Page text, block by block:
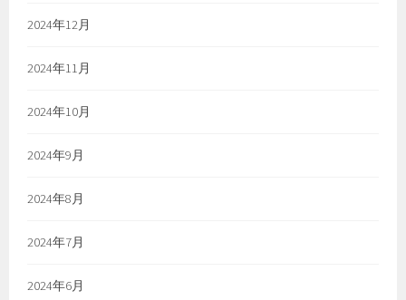
2024年12月
2024年11月
2024年10月
2024年9月
2024年8月
2024年7月
2024年6月